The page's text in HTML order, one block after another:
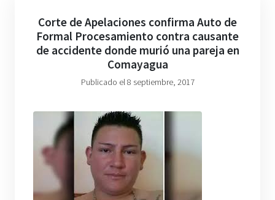
Corte de Apelaciones confirma Auto de
Formal Procesamiento contra causante
de accidente donde murió una pareja en
Comayagua
Publicado el 8 septiembre, 2017